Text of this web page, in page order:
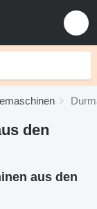
den
aus den